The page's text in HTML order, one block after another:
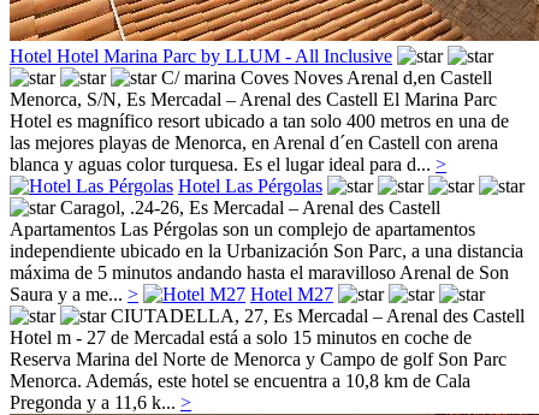
Hotel Hotel Marina Parc by LLUM - All Inclusive
C/ marina Coves Noves Arenal d,en Castell
Menorca, S/N, Es Mercadal – Arenal des Castell El Marina Parc
Hotel es magnífico resort ubicado a tan solo 400 metros en una de
las mejores playas de Menorca, en Arenal d´en Castell con arena
blanca y aguas color turquesa. Es el lugar ideal para d... >
Hotel Las Pérgolas
Caragol, .24-26, Es Mercadal – Arenal des Castell
Apartamentos Las Pérgolas son un complejo de apartamentos
independiente ubicado en la Urbanización Son Parc, a una distancia
máxima de 5 minutos andando hasta el maravilloso Arenal de Son
Saura y a me... >
Hotel M27
CIUTADELLA, 27, Es Mercadal – Arenal des Castell
Hotel m - 27 de Mercadal está a solo 15 minutos en coche de
Reserva Marina del Norte de Menorca y Campo de golf Son Parc
Menorca. Además, este hotel se encuentra a 10,8 km de Cala
Pregonda y a 11,6 k... >